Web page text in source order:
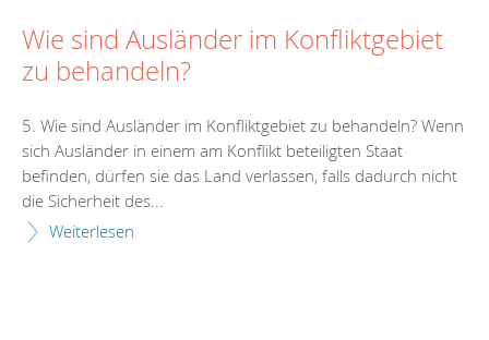
Wie sind Ausländer im Konfliktgebiet
zu behandeln?
5. Wie sind Ausländer im Konfliktgebiet zu behandeln? Wenn
sich Ausländer in einem am Konflikt beteiligten Staat
befinden, dürfen sie das Land verlassen, falls dadurch nicht
die Sicherheit des...
Weiterlesen